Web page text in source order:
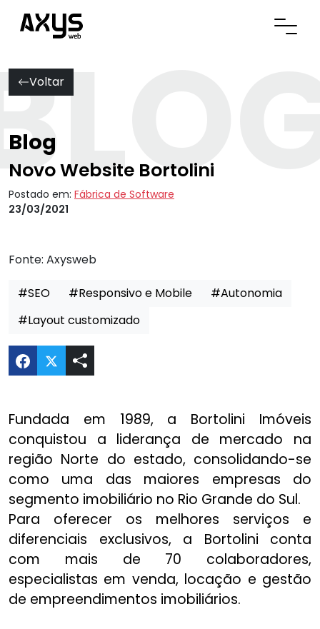
Abrir
Voltar
Blog
Novo Website Bortolini
Postado em: Fábrica de Software
23/03/2021
Fonte: Axysweb
#SEO #Responsivo e Mobile
#Autonomia
#Layout customizado
Compartilhar Novo Website Bortolini no Twitter
Fundada em 1989, a Bortolini Imóveis
conquistou a liderança de mercado na
região Norte do estado, consolidando-se
como uma das maiores empresas do
segmento imobiliário no Rio Grande do Sul.
Para oferecer os melhores serviços e
diferenciais exclusivos, a Bortolini conta
com mais de 70 colaboradores,
especialistas em venda, locação e gestão
de empreendimentos imobiliários.